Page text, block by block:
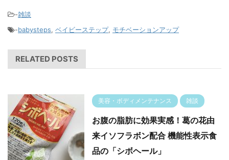
-雑談
-babysteps, ベイビーステップ, モチベーションアップ
RELATED POSTS
美容・ボディメンテナンス 雑談
お腹の脂肪に効果実感！葛の花由
来イソフラボン配合 機能性表示食
品の「シボヘール」